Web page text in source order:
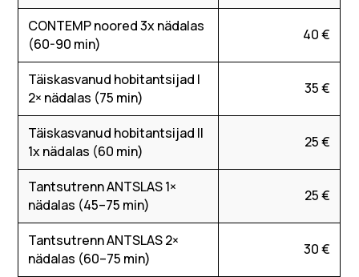
CONTEMP noored 3x nädalas
(60-90 min)
40 €
Täiskasvanud hobitantsijad I
2× nädalas (75 min)
35 €
Täiskasvanud hobitantsijad II
1x nädalas (60 min)
25 €
Tantsutrenn ANTSLAS 1×
nädalas (45–75 min)
25 €
Tantsutrenn ANTSLAS 2×
nädalas (60–75 min)
30 €